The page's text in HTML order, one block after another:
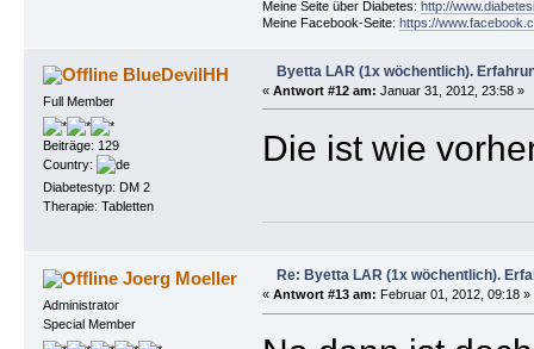
Meine Seite über Diabetes: http://
Meine Facebook-Seite: https://
BlueDevilHH
Full Member
Beiträge: 129
Country:
Diabetestyp: DM 2
Therapie: Tabletten
Byetta LAR (1x wöchentlich).
« Antwort #12 am: Januar 31, 2012, 23:58 »
Die ist wie
Joerg Moeller
Administrator
Special Member
Re: Byetta LAR (1x wöchentlich).
« Antwort #13 am: Februar 01, 2012, 09:18 »